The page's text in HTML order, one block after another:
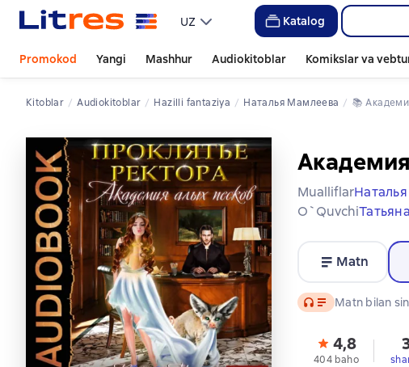
UZ Katalog
Promokod Yangi Mashhur Audiokitoblar Komikslar va
Kitoblar Audiokitoblar hazilli fantaziya Наталья Мамлеева 📚
Mualliflar
O`quvchi
Matn
Audio Matn bilan
4,8
404 baho